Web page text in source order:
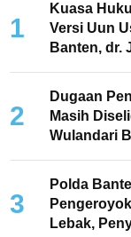
1
Kuasa
Versi Uun
Banten, dr.
2
Dugaan
Masih
Wulandari
3
Polda
Lebak,